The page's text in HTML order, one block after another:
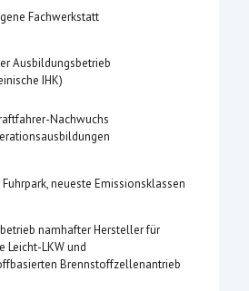
Fachwerkstatt
Ausbildungsbetrieb
IHK)
Nachwuchs
neueste Emissionsklassen
namhafter Hersteller für
Leicht-LKW und
Brennstoffzellenantrieb